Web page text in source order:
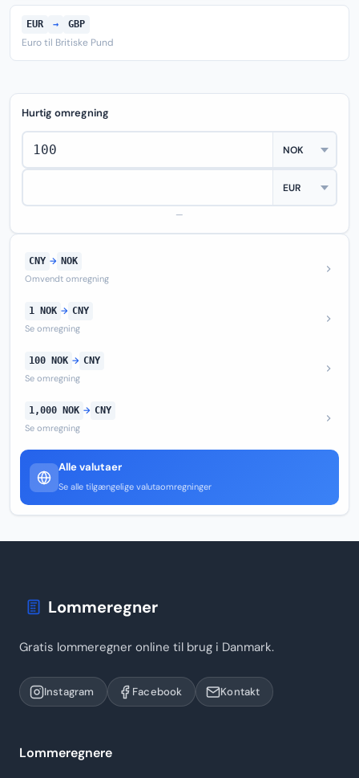
EUR → GBP
Euro til Britiske Pund
Hurtig omregning
—
CNY → NOK
Omvendt omregning
1 NOK → CNY
Se omregning
100 NOK → CNY
Se omregning
1,000 NOK → CNY
Se omregning
Alle valutaer
Se alle tilgængelige valutaomregninger
Lommeregner
Gratis lommeregner online til brug i Danmark.
Instagram Facebook Kontakt
Lommeregnere